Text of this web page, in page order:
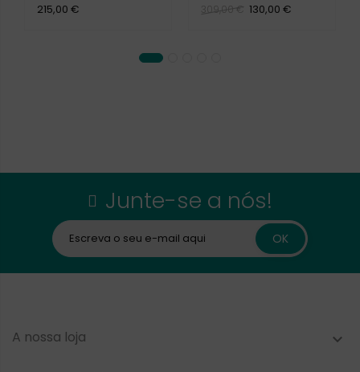
215,00 € 309,00 € 130,00 €
Junte-se a nós!
A nossa loja 